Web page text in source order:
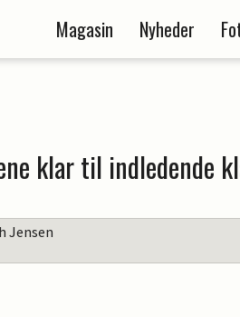
Magasin Nyheder
klar til indledende
Jensen